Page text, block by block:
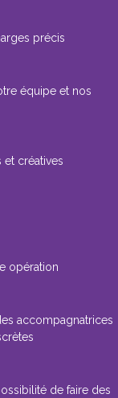
précis
équipe et nos
et créatives
opération
accompagnatrices
de faire des